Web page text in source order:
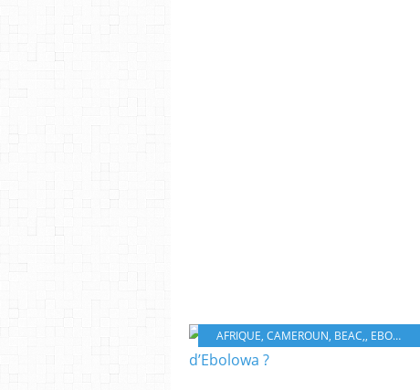
AFRIQUE, CAMEROUN, BEAC,, EBOLOWA,